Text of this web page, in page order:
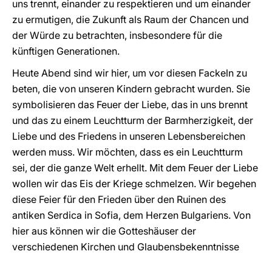
uns trennt, einander zu respektieren und um einander
zu ermutigen, die Zukunft als Raum der Chancen und
der Würde zu betrachten, insbesondere für die
künftigen Generationen.
Heute Abend sind wir hier, um vor diesen Fackeln zu
beten, die von unseren Kindern gebracht wurden. Sie
symbolisieren das Feuer der Liebe, das in uns brennt
und das zu einem Leuchtturm der Barmherzigkeit, der
Liebe und des Friedens in unseren Lebensbereichen
werden muss. Wir möchten, dass es ein Leuchtturm
sei, der die ganze Welt erhellt. Mit dem Feuer der Liebe
wollen wir das Eis der Kriege schmelzen. Wir begehen
diese Feier für den Frieden über den Ruinen des
antiken Serdica in Sofia, dem Herzen Bulgariens. Von
hier aus können wir die Gotteshäuser der
verschiedenen Kirchen und Glaubensbekenntnisse